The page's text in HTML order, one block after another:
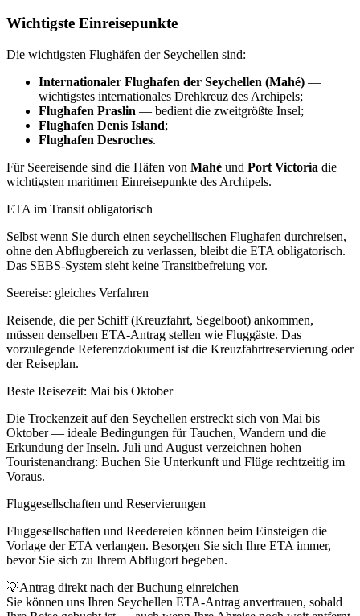
Wichtigste Einreisepunkte
Die wichtigsten Flughäfen der Seychellen sind:
Internationaler Flughafen der Seychellen (Mahé) —
wichtigstes internationales Drehkreuz des Archipels;
Flughafen Praslin — bedient die zweitgrößte Insel;
Flughafen Denis Island;
Flughafen Desroches.
Für Seereisende sind die Häfen von Mahé und Port Victoria die
wichtigsten maritimen Einreisepunkte des Archipels.
ETA im Transit obligatorisch
Selbst wenn Sie durch einen seychellischen Flughafen durchreisen,
ohne den Abflugbereich zu verlassen, bleibt die ETA obligatorisch.
Das SEBS-System sieht keine Transitbefreiung vor.
Seereise: gleiches Verfahren
Reisende, die per Schiff (Kreuzfahrt, Segelboot) ankommen,
müssen denselben ETA-Antrag stellen wie Fluggäste. Das
vorzulegende Referenzdokument ist die Kreuzfahrtreservierung oder
der Reiseplan.
Beste Reisezeit: Mai bis Oktober
Die Trockenzeit auf den Seychellen erstreckt sich von Mai bis
Oktober — ideale Bedingungen für Tauchen, Wandern und die
Erkundung der Inseln. Juli und August verzeichnen hohen
Touristenandrang: Buchen Sie Unterkunft und Flüge rechtzeitig im
Voraus.
Fluggesellschaften und Reservierungen
Fluggesellschaften und Reedereien können beim Einsteigen die
Vorlage der ETA verlangen. Besorgen Sie sich Ihre ETA immer,
bevor Sie sich zu Ihrem Abflugort begeben.
💡Antrag direkt nach der Buchung einreichen
Sie können uns Ihren Seychellen ETA-Antrag anvertrauen, sobald